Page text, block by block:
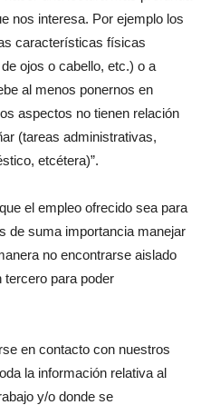
nos interesa. Por ejemplo los
características físicas
ojos o cabello, etc.) o a
al menos ponernos en
aspectos no tienen relación
(tareas administrativas,
etcétera)”.
el empleo ofrecido sea para
de suma importancia manejar
no encontrarse aislado
tercero para poder
en contacto con nuestros
la información relativa al
y/o donde se